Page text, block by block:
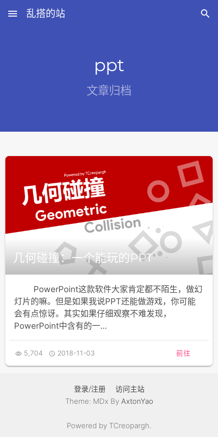
menu 乱搭的站 
ppt
文章归档
几何碰撞：一个能玩的PPT
PowerPoint这款软件大家肯定都不陌生，做幻
灯片的嘛。但是如果我说PPT还能做游戏，你可能
会有点惊讶。其实如果仔细观察不难发现，
PowerPoint中含有的一…
 5,704  2018-11-03 前往
登录/注册
访问主站
Theme: MDx By AxtonYao
Powered by TCreopargh.